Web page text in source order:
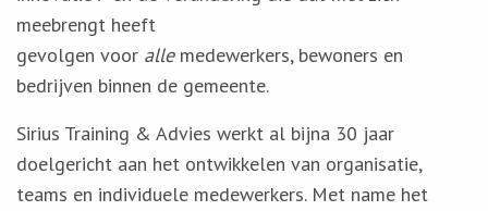
meebrengt heeft
gevolgen voor alle medewerkers, bewoners en
bedrijven binnen de gemeente.
Sirius Training & Advies werkt al bijna 30 jaar
doelgericht aan het ontwikkelen van organisatie,
teams en individuele medewerkers. Met name het